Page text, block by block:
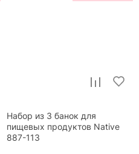
Набор из 3 банок для
пищевых продуктов Native
887-113